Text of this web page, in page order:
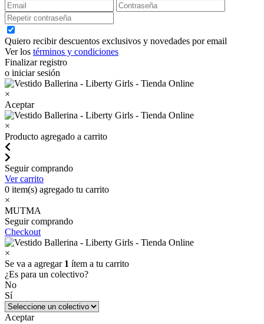
Quiero recibir descuentos exclusivos y novedades por email
Ver los términos y condiciones
Finalizar registro
o iniciar sesión
×
Aceptar
×
Producto agregado a carrito
Seguir comprando
Ver carrito
0 item(s) agregado tu carrito
×
MUTMA
Seguir comprando
Checkout
×
Se va a agregar 1 ítem a tu carrito
¿Es para un colectivo?
No
Sí
Aceptar